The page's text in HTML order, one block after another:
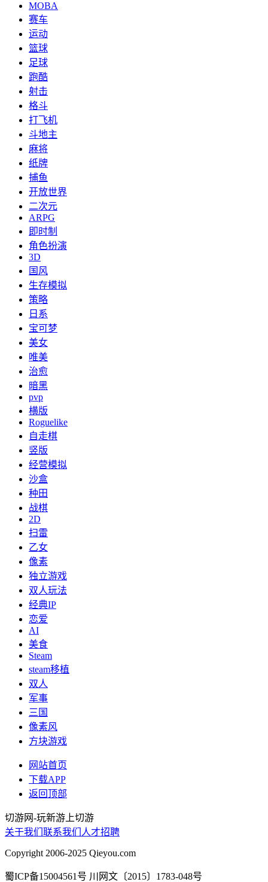
MOBA
赛车
运动
篮球
足球
跑酷
射击
格斗
打飞机
斗地主
麻将
纸牌
捕鱼
开放世界
二次元
ARPG
即时制
角色扮演
3D
国风
生存模拟
策略
日系
宝可梦
美女
唯美
治愈
暗黑
pvp
横版
Roguelike
自走棋
竖版
经营模拟
沙盒
种田
战棋
2D
扫雷
乙女
像素
独立游戏
双人玩法
经典IP
恋爱
AI
美食
Steam
steam移植
双人
军事
三国
像素风
方块游戏
网站首页
下载APP
返回顶部
切游网-玩新游上切游
关于我们 联系我们 人才招聘
Copyright 2006-2025 Qieyou.com
蜀ICP备15004561号 川网文〔2015〕1783-048号